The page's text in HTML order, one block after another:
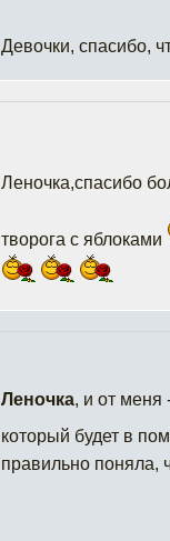
Девочки, спасибо,
Леночка,спасибо
творога с яблоками
Леночка, и от меня
который будет в
правильно поняла,